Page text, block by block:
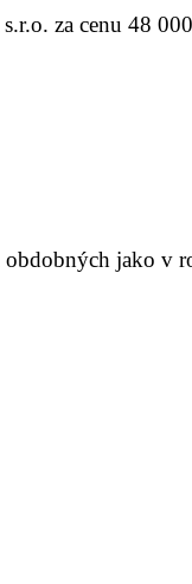
za cenu 48
jako v